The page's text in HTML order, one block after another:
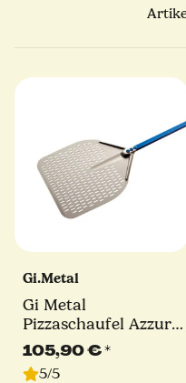
Gi.Metal
Gi Metal
Pizzaschaufel Azzurra
| Ø 30 cm | Stiel 60
cm | eckig
105,90 €*
5/5